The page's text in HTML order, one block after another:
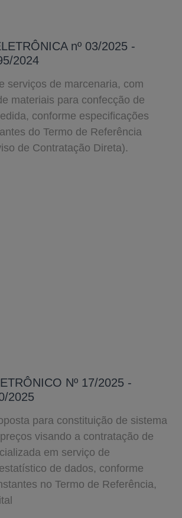
nº 03/2025 -
2024
serviços de marcenaria, com
materiais para confecção de
conforme especificações
do Termo de Referência
de Contratação Direta).
Nº 17/2025 -
2025
para constituição de sistema
visando a contratação de
em serviço de
de dados, conforme
no Termo de Referência,